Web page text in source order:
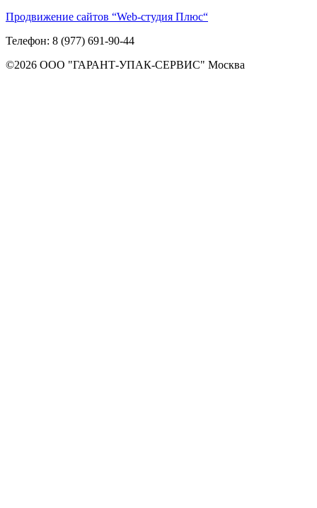
Продвижение сайтов “Web-студия Плюс“
Телефон: 8 (977) 691-90-44
©2026 ООО "ГАРАНТ-УПАК-СЕРВИС" Москва